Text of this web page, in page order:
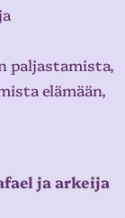
paljastamista,
elämään,
ja arkeija